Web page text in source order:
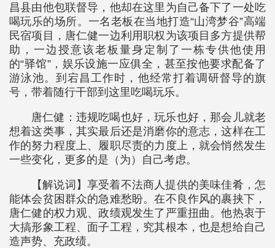
昌县由他包联督导，他却在这里为自己备下了一处吃
喝玩乐的场所。一名老板在当地打造“山湾梦谷”高端
民宿项目，唐仁健一边利用职权为该项目多方提供帮
助，一边授意该老板量身定制了一栋专供他使用
的“驿馆”，娱乐设施一应俱全，甚至按他要求配备了
游泳池。到宕昌工作时，他经常打着调研督导的旗
号，带着随行干部到这里吃喝玩乐。
唐仁健：违规吃喝也好，玩乐也好，那会儿就老
想着这类事，其实最后还是消磨你的意志，这样在工
作的努力程度上、履职尽责的力度上，就会悄然发生
一些变化，更多的是（为）自己考虑。
【解说词】享受着不法商人提供的美味佳肴，怎
能体会贫困群众的急难愁盼。在不良作风的裹挟下，
唐仁健的权力观、政绩观发生了严重扭曲。他热衷于
大搞形象工程、面子工程，究其根本，也是想给自己
造声势、充政绩。